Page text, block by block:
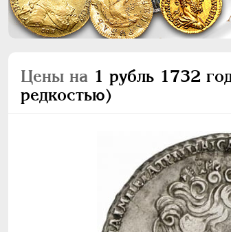
Цены на 1 рубль 1732
редкостью)